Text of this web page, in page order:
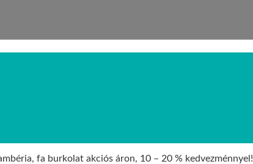
fa burkolat akciós áron, 10 – 20 % kedvezménnyel!